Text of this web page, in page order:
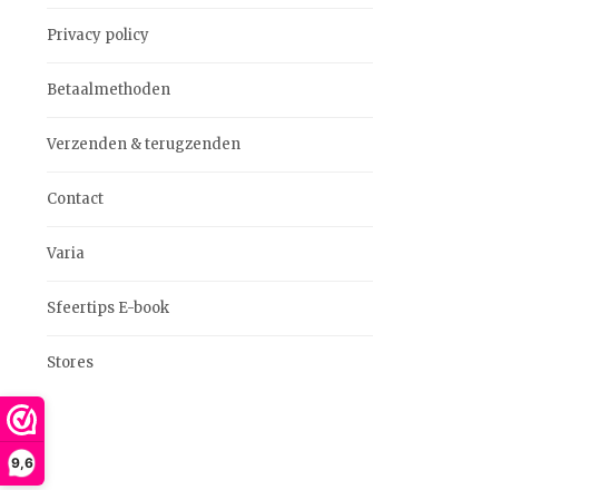
9,6
Privacy policy
Betaalmethoden
Verzenden & terugzenden
Contact
Varia
Sfeertips E-book
Stores